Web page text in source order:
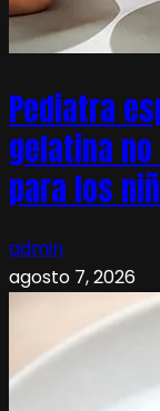
Pediatra
gelatina
para los
admin
agosto 7, 2026